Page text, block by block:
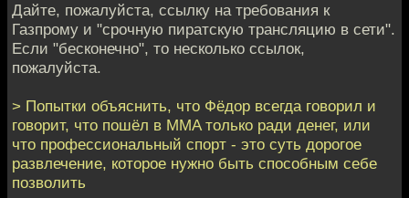
Дайте, пожалуйста, ссылку на требования к
Газпрому и "срочную пиратскую трансляцию в сети".
Если "бесконечно", то несколько ссылок,
пожалуйста.
> Попытки объяснить, что Фёдор всегда говорил и
говорит, что пошёл в MMA только ради денег, или
что профессиональный спорт - это суть дорогое
развлечение, которое нужно быть способным себе
позволить